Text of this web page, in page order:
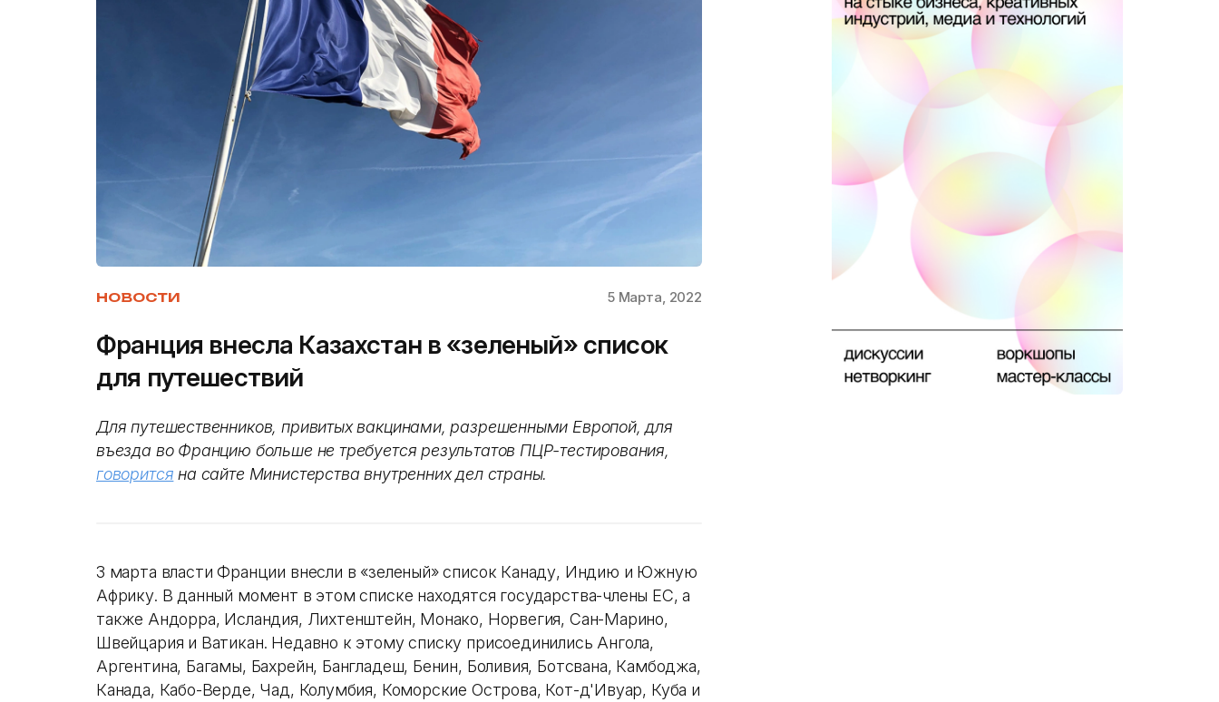
НОВОСТИ 5 Марта, 2022
Франция внесла Казахстан в «зеленый» список
для путешествий
Для путешественников, привитых вакцинами, разрешенными Европой, для
въезда во Францию больше не требуется результатов ПЦР-тестирования,
говорится на сайте Министерства внутренних дел страны.
З марта власти Франции внесли в «зеленый» список Канаду, Индию и Южную
Африку. В данный момент в этом списке находятся государства-члены ЕС, а
также Андорра, Исландия, Лихтенштейн, Монако, Норвегия, Сан-Марино,
Швейцария и Ватикан. Недавно к этому списку присоединились Ангола,
Аргентина, Багамы, Бахрейн, Бангладеш, Бенин, Боливия, Ботсвана, Камбоджа,
Канада, Кабо-Верде, Чад, Колумбия, Коморские Острова, Кот-д'Ивуар, Куба и